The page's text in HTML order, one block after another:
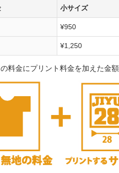
小サイズ
¥950
¥1,250